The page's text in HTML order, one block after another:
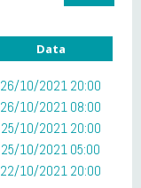
Data
26/10/2021 20:00
26/10/2021 08:00
25/10/2021 20:00
25/10/2021 05:00
22/10/2021 20:00